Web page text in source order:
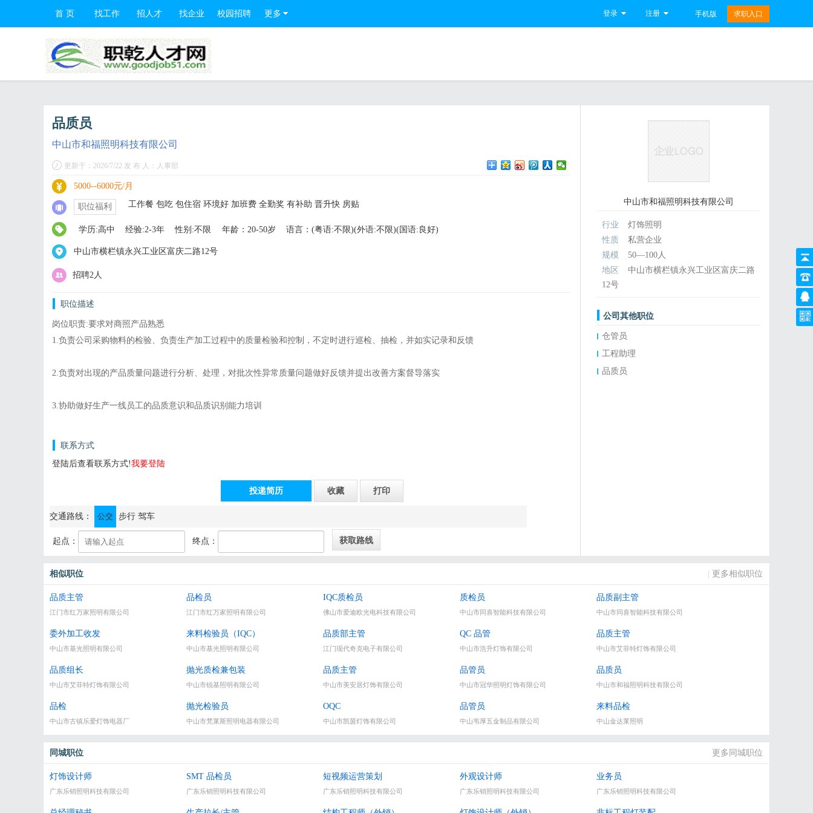
首 页 找工作 招人才 找企业 校园招聘 更多 手机版 求职入口
注册
登录
品质员
中山市和福照明科技有限公司
更新于：2026/7/22 发 布 人：人事部
5000--6000元/月
职位福利 工作餐 包吃 包住宿 环境好 加班费 全勤奖 有补助 晋升快 房贴
学历:高中 经验:2-3年 性别:不限 年龄：20-50岁 语言：(粤语:不限)(外语:不限)(国语:良好)
中山市横栏镇永兴工业区富庆二路12号
招聘2人
职位描述
岗位职责:要求对商照产品熟悉
1.负责公司采购物料的检验、负责生产加工过程中的质量检验和控制，不定时进行巡检、抽检，并如实记录和反馈
2.负责对出现的产品质量问题进行分析、处理，对批次性异常质量问题做好反馈并提出改善方案督导落实
3.协助做好生产一线员工的品质意识和品质识别能力培训
联系方式
登陆后查看联系方式!我要登陆
投递简历 收藏 打印
通讯地址：中山市横栏镇永兴工业区富庆二路12号
交通路线： 公交 步行 驾车
起点： 终点：
中山市和福照明科技有限公司
行业
灯饰照明
性质
私营企业
规模
50—100人
地区
中山市横栏镇永兴工业区富庆二路
12号
公司其他职位
仓管员
工程助理
品质员
相似职位 | 更多相似职位
品质主管
江门市红万家照明有限公司
品检员
江门市红万家照明有限公司
IQC质检员
佛山市爱迪欧光电科技有限公司
质检员
中山市同喜智能科技有限公司
品质副主管
中山市同喜智能科技有限公司
委外加工收发
中山市基光照明有限公司
来料检验员（IQC）
中山市基光照明有限公司
品质部主管
江门现代奇克电子有限公司
QC 品管
中山市浩升灯饰有限公司
品质主管
中山市艾菲特灯饰有限公司
品质组长
中山市艾菲特灯饰有限公司
抛光质检兼包装
中山市锐基照明有限公司
品质主管
中山市美安居灯饰有限公司
品管员
中山市冠华照明灯饰有限公司
品质员
中山市和福照明科技有限公司
品检
中山市古镇乐爱灯饰电器厂
抛光检验员
中山市梵莱斯照明电器有限公司
OQC
中山市凯茵灯饰有限公司
品管员
中山韦厚五金制品有限公司
来料品检
中山金达莱照明
同城职位 更多同城职位
灯饰设计师
广东乐销照明科技有限公司
SMT 品检员
广东乐销照明科技有限公司
短视频运营策划
广东乐销照明科技有限公司
外观设计师
广东乐销照明科技有限公司
业务员
广东乐销照明科技有限公司